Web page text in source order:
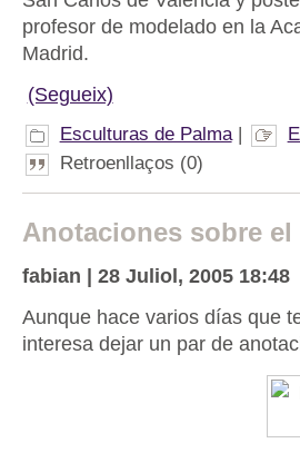
profesor de modelado en la
Madrid.
(Segueix)
Esculturas de Palma|
Retroenllaços (0)
Anotaciones sobre
fabian | 28 Juliol, 2005 18:48
Aunque hace varios días que
interesa dejar un par de